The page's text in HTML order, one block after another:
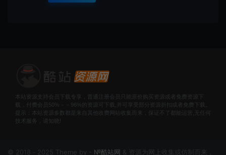
本站资源支持会员下载专享，普通注册会员只能原价购买资源或者免费资源下
载，付费会员50%－－96%的资源可下载,并可享受部分资源折扣或者免费下载。
提示：本站资源多数都是来自其他收费网站收集而来，保证不了都能运营,无任何
技术服务，请知晓!
© 2018－2025 Theme by - №酷站网 & 资源为网上收集或仿制而来，